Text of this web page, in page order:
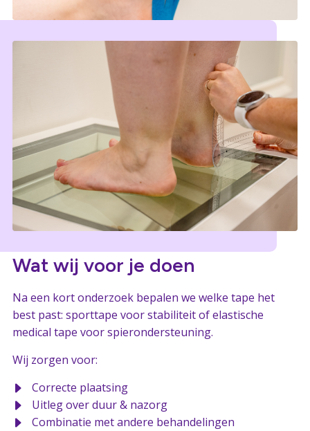
Wat wij voor je doen
Na een kort onderzoek bepalen we welke tape het
best past: sporttape voor stabiliteit of elastische
medical tape voor spierondersteuning.
Wij zorgen voor:
Correcte plaatsing
Uitleg over duur & nazorg
Combinatie met andere behandelingen